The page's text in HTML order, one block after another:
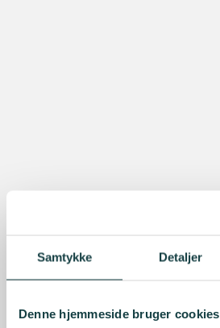
Samtykke Detaljer
Denne hjemmeside bruger cookies